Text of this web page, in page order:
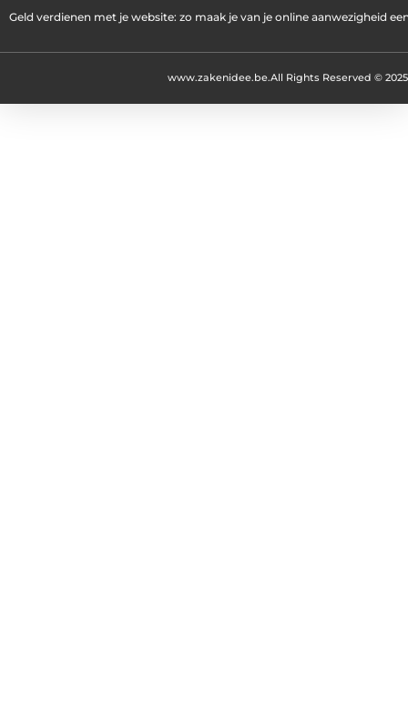
Geld verdienen met je website: zo maak je van je online aanwezigheid
All Rights Reserved © 2025
www.zakenidee.be.